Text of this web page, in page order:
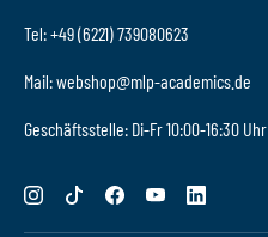
Tel: +49 (6221) 739080623
Mail: webshop@mlp-academics.de
Geschäftsstelle: Di-Fr 10:00-16:30 Uhr